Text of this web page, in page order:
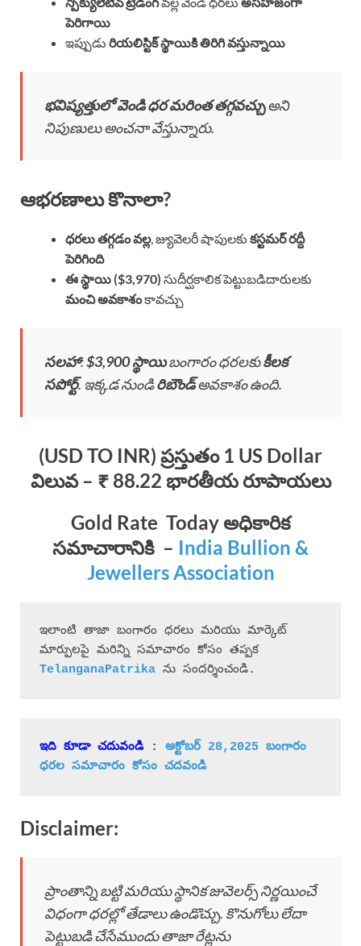
పెరిగాయి
ఇప్పుడు రియలిస్టిక్ స్థాయికి తిరిగి వస్తున్నాయి
భవిష్యత్తులో వెండి ధర మరింత తగ్గవచ్చుఅని
నిపుణులు అంచనా వేస్తున్నారు.
ఆభరణాలు కొనాలా?
ధరలు తగ్గడం వల్ల, జ్యువెలరీ షాపులకు కస్టమర్ రద్దీ
పెరిగింది
ఈ స్థాయి ($3,970) సుదీర్ఘకాలిక పెట్టుబడిదారులకు
మంచి అవకాశంకావచ్చు
సలహా:$3,900 స్థాయిబంగారం ధరలకుకీలక
సపోర్ట్. ఇక్కడ నుండిరిబౌండ్అవకాశం ఉంది.
(USD TO INR) ప్రస్తుతం 1 US Dollar
విలువ – ₹ 88.22 భారతీయ రూపాయలు
Gold Rate Today అధికారిక
సమాచారానికి – India Bullion &
Jewellers Association
ఇలాంటి తాజా బంగారం ధరలు మరియు మార్కెట్
ను సందర్శించండి.
ఇది కూడా చదువండి : అక్టోబర్ 28,2025 బంగారం
ధరల సమాచారం కోసం చదవండి
Disclaimer:
ప్రాంతాన్ని బట్టి మరియు స్థానిక జువెలర్స్ నిర్ణయించే
విధంగా ధరల్లో తేడాలు ఉండొచ్చు. కొనుగోలు లేదా
పెట్టుబడి చేసేముందు తాజా రేట్లను